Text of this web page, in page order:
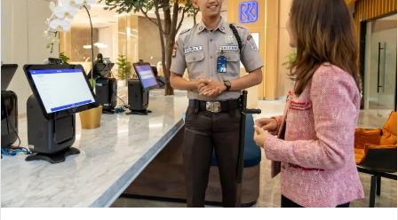
e
m
a
i
l